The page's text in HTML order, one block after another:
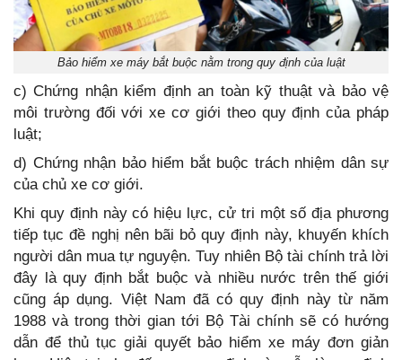
Bảo hiểm xe máy bắt buộc nằm trong quy định của luật
c) Chứng nhận kiểm định an toàn kỹ thuật và bảo vệ
môi trường đối với xe cơ giới theo quy định của pháp
luật;
d) Chứng nhận bảo hiểm bắt buộc trách nhiệm dân sự
của chủ xe cơ giới.
Khi quy định này có hiệu lực, cử tri một số địa phương
tiếp tục đề nghị nên bãi bỏ quy định này, khuyến khích
người dân mua tự nguyện. Tuy nhiên Bộ tài chính trả lời
đây là quy định bắt buộc và nhiều nước trên thế giới
cũng áp dụng. Việt Nam đã có quy định này từ năm
1988 và trong thời gian tới Bộ Tài chính sẽ có hướng
dẫn để thủ tục giải quyết bảo hiểm xe máy đơn giản